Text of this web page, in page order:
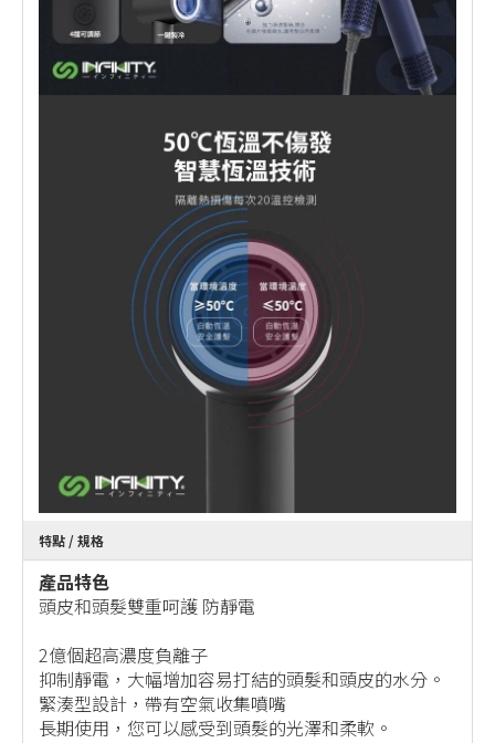
特點 / 規格
產品特色
頭皮和頭髮雙重呵護 防靜電
2億個超高濃度負離子
抑制靜電，大幅增加容易打結的頭髮和頭皮的水分。
緊湊型設計，帶有空氣收集噴嘴
長期使用，您可以感受到頭髮的光澤和柔軟。